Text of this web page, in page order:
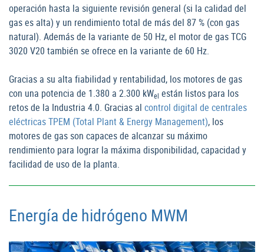
operación hasta la siguiente revisión general (si la calidad del
gas es alta) y un rendimiento total de más del 87 % (con gas
natural). Además de la variante de 50 Hz, el motor de gas TCG
3020 V20 también se ofrece en la variante de 60 Hz.
Gracias a su alta fiabilidad y rentabilidad, los motores de gas
con una potencia de 1.380 a 2.300 kWel están listos para los
retos de la Industria 4.0. Gracias al control digital de centrales
eléctricas TPEM (Total Plant & Energy Management), los
motores de gas son capaces de alcanzar su máximo
rendimiento para lograr la máxima disponibilidad, capacidad y
facilidad de uso de la planta.
Energía de hidrógeno MWM